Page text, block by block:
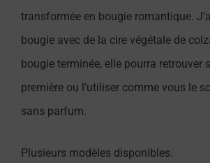
transformée en bougie romantique.
bougie avec de la cire végétale de
bougie terminée, elle pourra retrouver
première ou l’utiliser comme vous le
sans parfum.
Plusieurs modèles disponibles.